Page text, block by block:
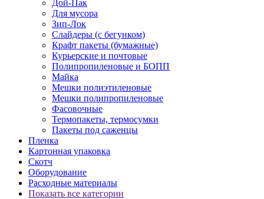
Дой-Пак
Для мусора
Зип-Лок
Слайдеры (с бегунком)
Крафт пакеты (бумажные)
Курьерские и почтовые
Полипропиленовые и БОПП
Майка
Мешки полиэтиленовые
Мешки полипропиленовые
Фасовочные
Термопакеты, термосумки
Пакеты под саженцы
Пленка
Картонная упаковка
Скотч
Оборудование
Расходные материалы
Показать все категории